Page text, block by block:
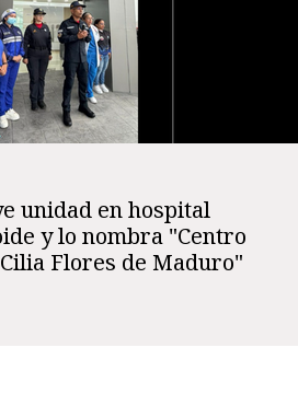
unidad en hospital
y lo nombra "Centro
Flores de Maduro"